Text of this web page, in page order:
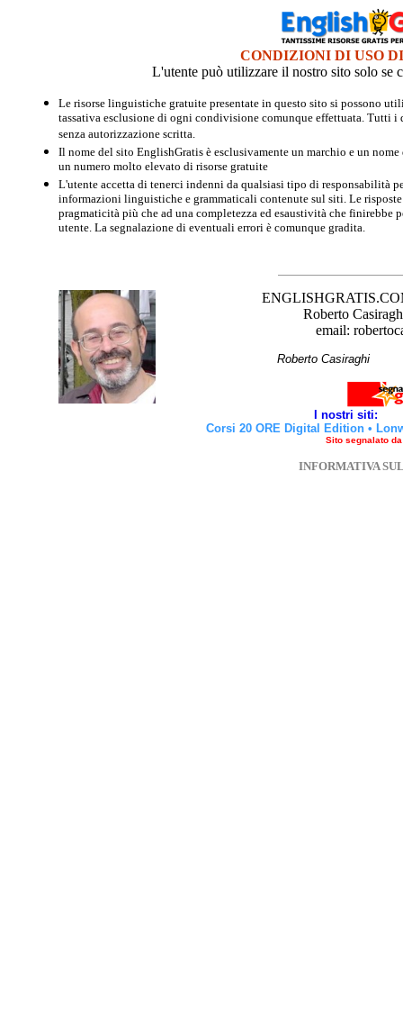
CONDIZIONI DI USO
L'utente può utilizzare il nostro sito solo se
Le risorse linguistiche gratuite presentate in questo sito si possono
tassativa esclusione di ogni condivisione comunque effettuata. Tutti
senza autorizzazione scritta.
Il nome del sito EnglishGratis è esclusivamente un marchio e un
un numero molto elevato di risorse gratuite
L'utente accetta di tenerci indenni da qualsiasi tipo di responsabilità
informazioni linguistiche e grammaticali contenute sul siti. Le
pragmaticità più che ad una completezza ed esaustività che finirebbe
utente. La segnalazione di eventuali errori è comunque gradita.
Roberto
email:
Roberto
I nostri siti:
Corsi 20 ORE Digital Edition •
Sito segnalato
INFORMATIVA